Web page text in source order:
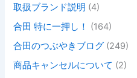
取扱ブランド説明 (4)
合田 特に一押し！
(164)
合田のつぶやきブログ (249)
商品キャンセルについて (2)